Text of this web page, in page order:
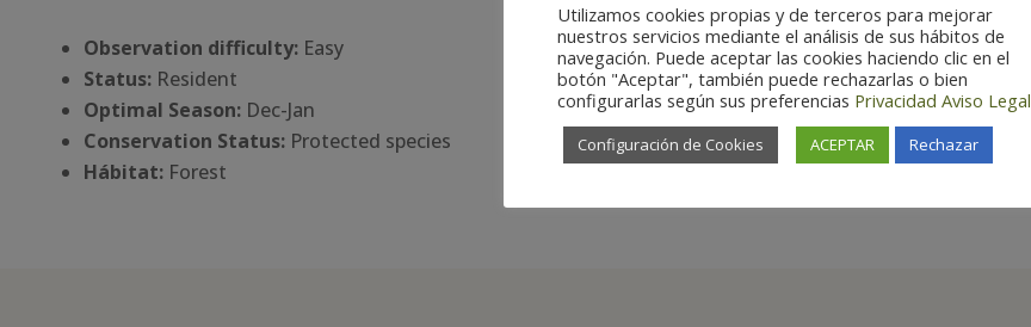
Observation difficulty:Easy
Status:Resident
Optimal Season:Dec-Jan
Conservation Status:Protected species
Hábitat:Forest
Utilizamos cookies propias y de terceros para mejorar
nuestros servicios mediante el análisis de sus hábitos de
navegación. Puede aceptar las cookies haciendo clic en el
botón "Aceptar", también puede rechazarlas o bien
configurarlas según sus preferencias Privacidad Aviso Legal
Configuración de Cookies ACEPTAR Rechazar